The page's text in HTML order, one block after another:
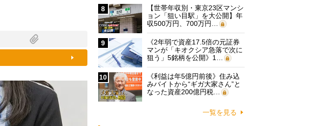
8
【世帯年収別・東京23区マンシ
ョン「狙い目駅」を大公開】年
収500万円、700万円…
9
《2年弱で資産17.5倍の元証券
マンが「キオクシア急落で次に
狙う」5銘柄を公開》1…
10
《利益は年5億円前後》住み込
みバイトから“ギガ大家さん”と
なった資産200億円税…
一覧を見る